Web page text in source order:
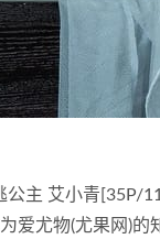
公主 艾小青[35P/
爱尤物(尤果网)